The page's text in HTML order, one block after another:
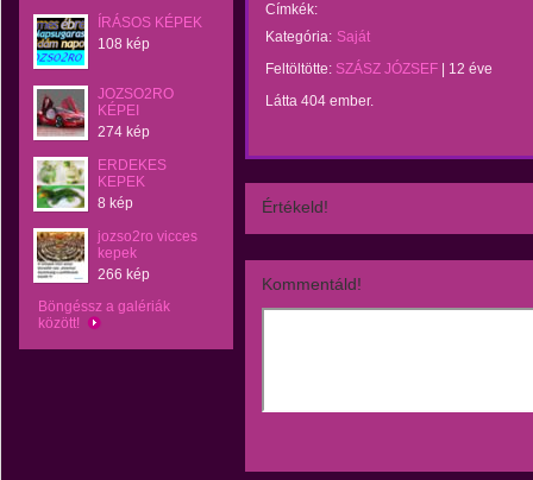
ÍRÁSOS KÉPEK
108 kép
JOZSO2RO
KÉPEI
274 kép
ERDEKES
KEPEK
8 kép
jozso2ro vicces
kepek
266 kép
Böngéssz a galériák
között!
Címkék:
Kategória: Saját
Feltöltötte: SZÁSZ JÓZSEF
12 éve
Látta 404 ember.
Értékeld!
Kommentáld!